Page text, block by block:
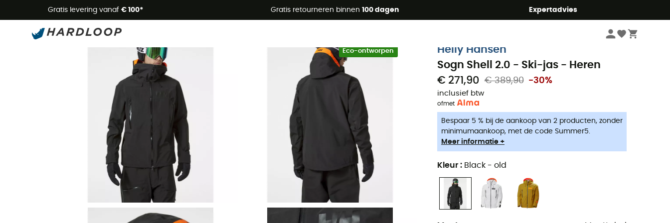
Gratis levering vanaf € 100* Gratis retourneren binnen 100 dagen Expertadvies
Zomeraanbiedingen 🔥 -5% EXTRA vanaf 2 producten* met code Summer5
Eco-ontworpen
Helly Hansen
Sogn Shell 2.0 - Ski-jas - Heren
€ 271,90 € 389,90 -30%
inclusief btw
ofmet
Bespaar 5 % bij de aankoop van 2 producten, zonder
minimumaankoop, met de code Summer5.
Meer informatie +
Kleur : Black - old